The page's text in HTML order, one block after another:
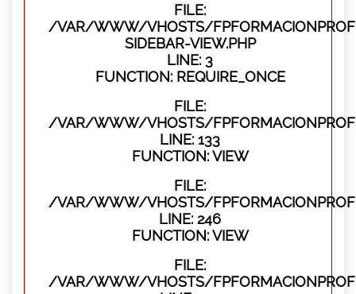
FILE:
/VAR/WWW/VHOSTS/
SIDEBAR-VIEW.PHP
LINE: 3
FUNCTION: REQUIRE_ONCE
FILE:
/VAR/WWW/VHOSTS/
LINE: 133
FUNCTION: VIEW
FILE:
/VAR/WWW/VHOSTS/
LINE: 246
FUNCTION: VIEW
FILE:
/VAR/WWW/VHOSTS/